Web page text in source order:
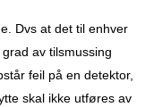
Dvs at det til enhver
av tilsmussing
feil på en detektor,
skal ikke utføres av